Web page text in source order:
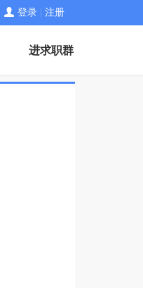
登录 注册
进求职群